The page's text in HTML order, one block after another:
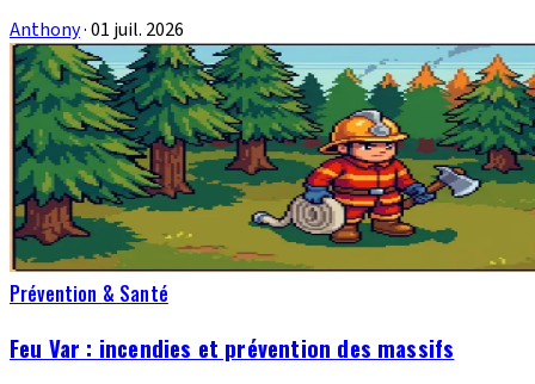
Anthony·01 juil. 2026
Prévention & Santé
Feu Var : incendies et prévention des massifs